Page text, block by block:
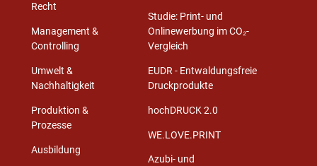
Recht
Management &
Controlling
Umwelt &
Nachhaltigkeit
Produktion &
Prozesse
Ausbildung
Studie: Print- und
Onlinewerbung im CO₂-
Vergleich
EUDR - Entwaldungsfreie
Druckprodukte
hochDRUCK 2.0
WE.LOVE.PRINT
Azubi- und